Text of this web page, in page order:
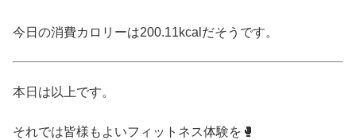
今日の消費カロリーは200.11kcalだそうです。
本日は以上です。
それでは皆様もよいフィットネス体験を🥊